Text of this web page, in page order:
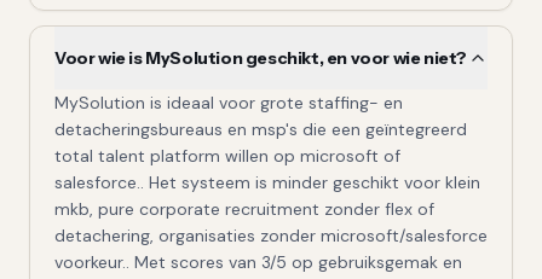
Voor wie is MySolution geschikt, en voor wie niet?
MySolution is ideaal voor grote staffing- en
detacheringsbureaus en msp's die een geïntegreerd
total talent platform willen op microsoft of
salesforce.. Het systeem is minder geschikt voor klein
mkb, pure corporate recruitment zonder flex of
detachering, organisaties zonder microsoft/salesforce
voorkeur.. Met scores van 3/5 op gebruiksgemak en